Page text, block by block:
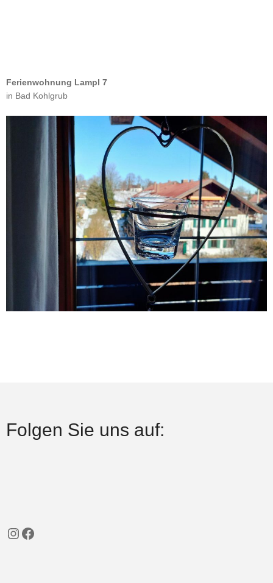
Ferienwohnung Lampl 7
in Bad Kohlgrub
Folgen Sie uns auf:
Instagram
Facebook